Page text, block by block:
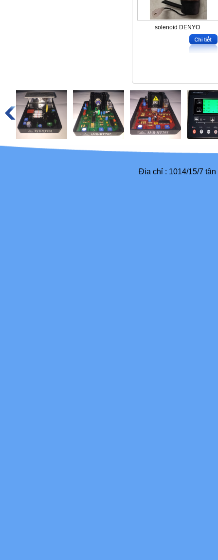
solenoid DENYO
Địa chỉ : 1014/15/7 tân